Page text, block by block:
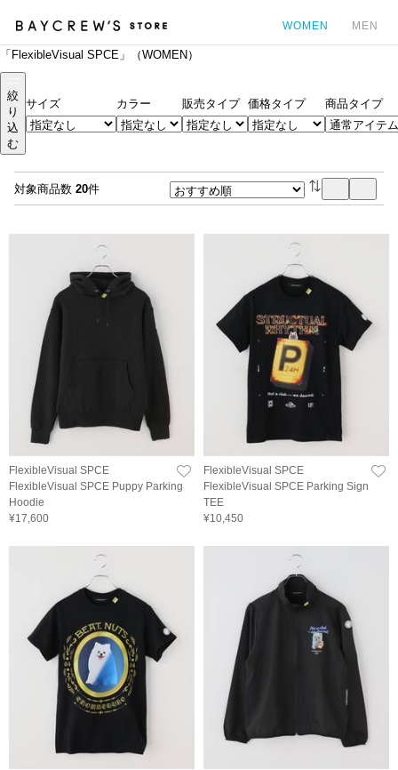
WOMEN MEN
「FlexibleVisual SPCE」（WOMEN）
絞
り
込
む
サイズ カラー 販売タイプ 価格タイプ 商品タイプ
対象商品数 20件
FlexibleVisual SPCE
FlexibleVisual SPCE Puppy Parking
Hoodie
¥17,600
FlexibleVisual SPCE
FlexibleVisual SPCE Parking Sign
TEE
¥10,450